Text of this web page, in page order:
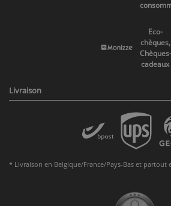
Eco-
chèques,
Chèques-
cadeaux
Livraison
* Livraison en Belgique/France/Pays-Bas et partout